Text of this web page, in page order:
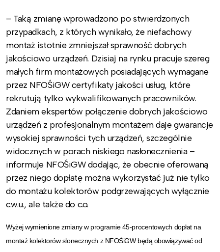
– Taką zmianę wprowadzono po stwierdzonych
przypadkach, z których wynikało, że niefachowy
montaż istotnie zmniejszał sprawność dobrych
jakościowo urządzeń. Dzisiaj na rynku pracuje szereg
małych firm montażowych posiadających wymagane
przez NFOŚiGW certyfikaty jakości usług, które
rekrutują tylko wykwalifikowanych pracowników.
Zdaniem ekspertów połączenie dobrych jakościowo
urządzeń z profesjonalnym montażem daje gwarancje
wysokiej sprawności tych urządzeń, szczególnie
widocznych w porach niskiego nasłonecznienia –
informuje NFOŚiGW dodając, że obecnie oferowaną
przez niego dopłatę można wykorzystać już nie tylko
do montażu kolektorów podgrzewających wyłącznie
c.w.u., ale także do c.o.
Wyżej wymienione zmiany w programie 45-procentowych dopłat na
montaż kolektorów slonecznych z NFOŚiGW będą obowiązywać od